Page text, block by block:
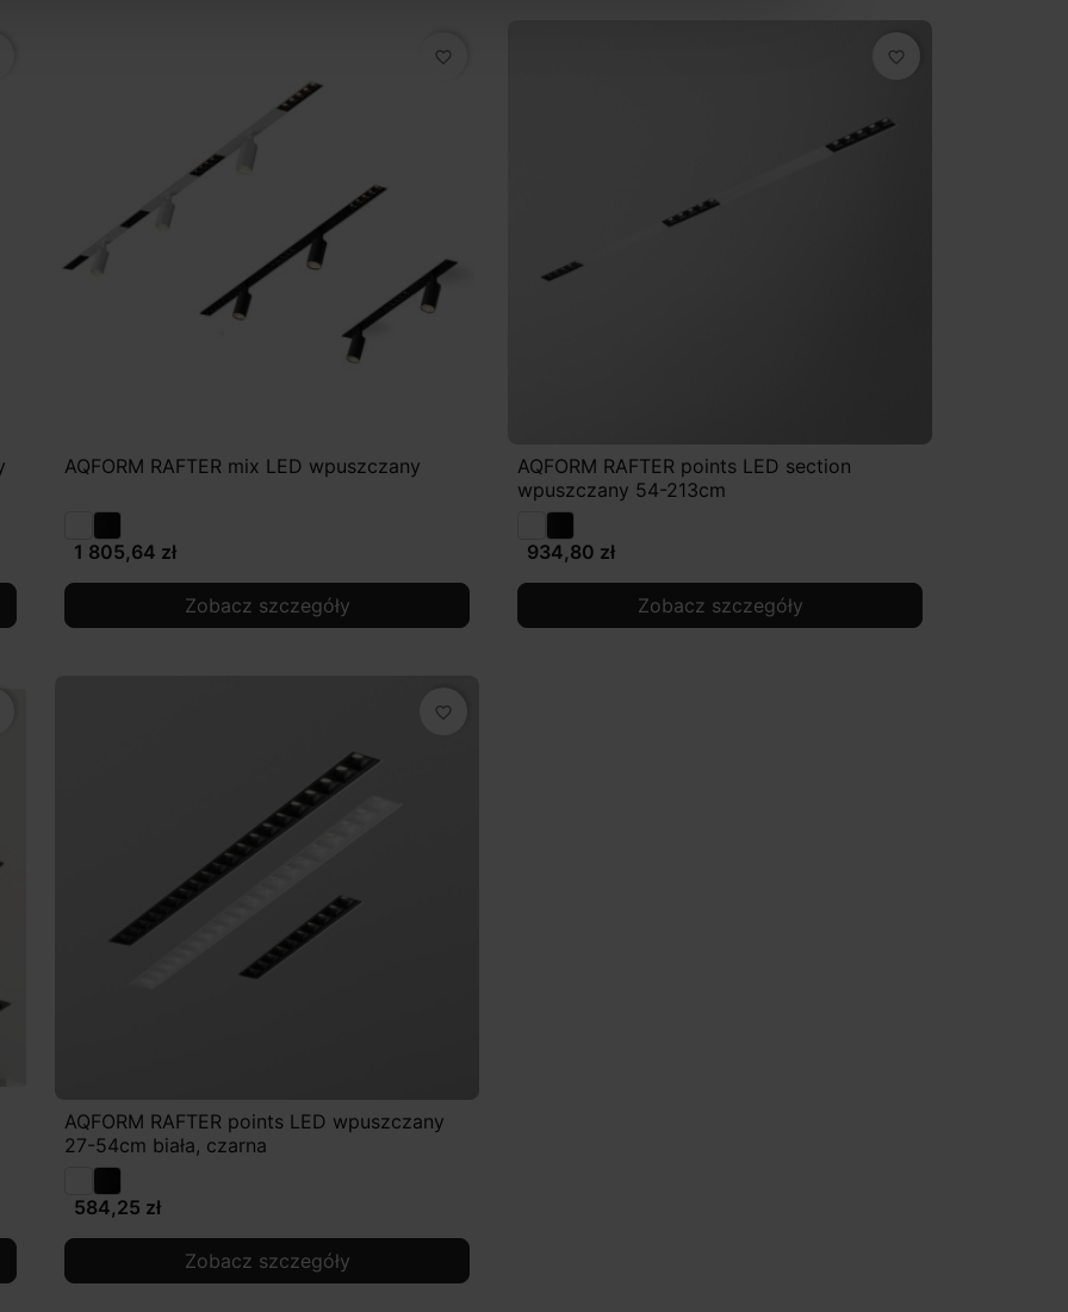
favorite_border
AQFORM RAFTER mix LED wpuszczany
1 805,64 zł
Zobacz szczegóły
favorite_border
AQFORM RAFTER points LED section
wpuszczany 54-213cm
934,80 zł
Zobacz szczegóły
favorite_border
AQFORM RAFTER points LED wpuszczany
27-54cm biała, czarna
584,25 zł
Zobacz szczegóły